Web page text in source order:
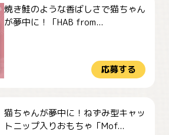
焼き鮭のような香ばしさで猫ちゃん
が夢中に！「HAB from...
応募する
猫ちゃんが夢中に！ねずみ型キャッ
トニップ入りおもちゃ「Mof...